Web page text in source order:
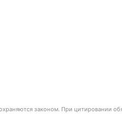
законом. При цитировании